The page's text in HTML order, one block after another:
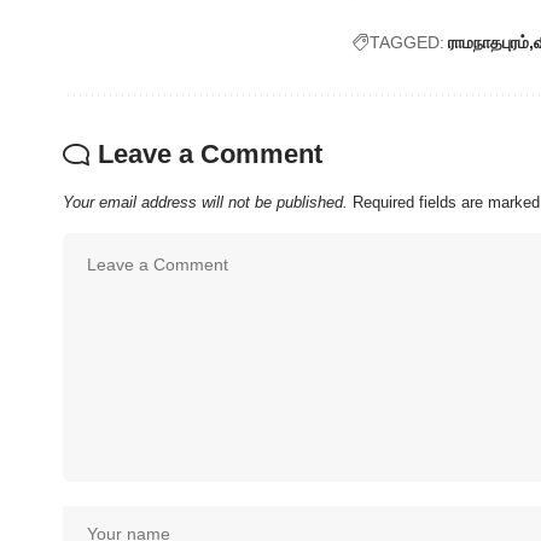
TAGGED: ராமநாதபுரம்
Leave a Comment
Your email address will not be published. Required fields are marked